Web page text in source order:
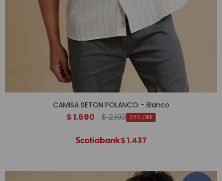
CAMISA SETON POLANCO - Blanco
$1.690 $2.190 22
$1.437